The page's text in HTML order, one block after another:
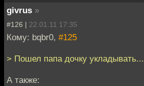
givrus »
#126 | 22.01.11 17:35
Кому: bqbr0, #125
> Пошел папа дочку укладывать...
А также: